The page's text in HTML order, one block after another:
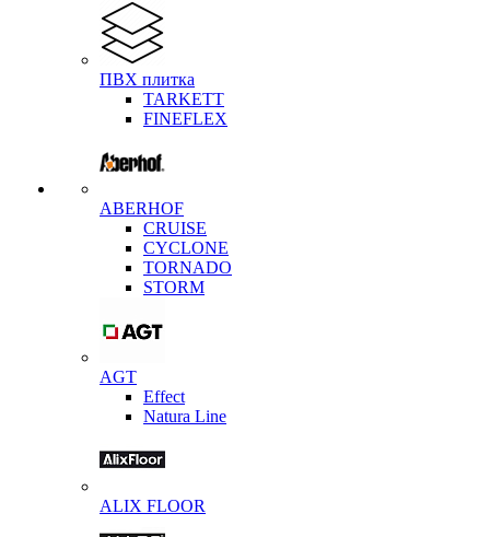
ПВХ плитка
TARKETT
FINEFLEX
ABERHOF
CRUISE
CYCLONE
TORNADO
STORM
AGT
Effect
Natura Line
ALIX FLOOR